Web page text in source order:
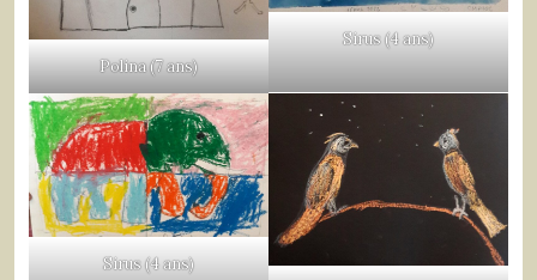
Polina (7 ans)
Sirus (4 ans)
Sirus (4 ans)